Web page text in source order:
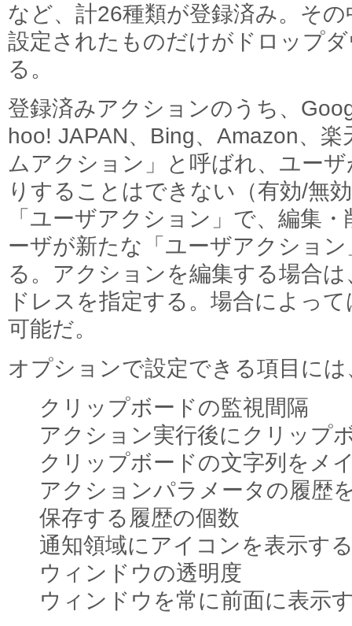
など、計26種類が登録済み。そ
設定されたものだけがドロップ
る。
登録済みアクションのうち、
hoo! JAPAN、Bing、Amazon、
ムアクション」と呼ばれ、ユー
りすることはできない（有効/無
「ユーザアクション」で、編集
ーザが新たな「ユーザアクショ
る。アクションを編集する場合
ドレスを指定する。場合によっ
可能だ。
オプションで設定できる項目には
クリップボードの監視間隔
アクション実行後にクリップ
クリップボードの文字列をメ
アクションパラメータの履歴
保存する履歴の個数
通知領域にアイコンを表示す
ウィンドウの透明度
ウィンドウを常に前面に表示